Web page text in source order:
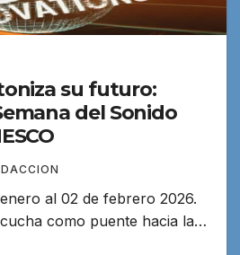
su futuro:
del Sonido
al 02 de febrero 2026.
como puente hacia la…